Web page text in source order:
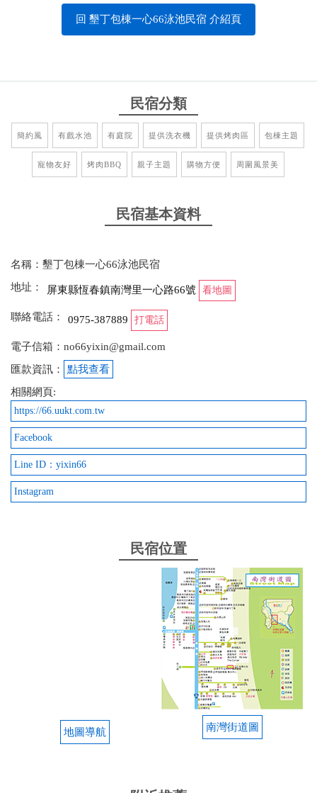
回 墾丁包棟一心66泳池民宿 介紹頁
民宿分類
簡約風 有戲水池 有庭院 提供洗衣機 提供烤肉區 包棟主題
寵物友好 烤肉BBQ 親子主題 購物方便 周圍風景美
民宿基本資料
名稱：墾丁包棟一心66泳池民宿
地址：
屏東縣恆春鎮南灣里一心路66號 看地圖
聯絡電話： 0975-387889 打電話
電子信箱：no66yixin@gmail.com
匯款資訊：
點我查看
相關網頁:
https://66.uukt.com.tw
Facebook
Line ID：yixin66
Instagram
民宿位置
地圖導航 南灣街道圖